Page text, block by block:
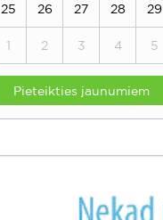
25 26 27 28 29
1 2 3 4 5
Pieteikties jaunumiem